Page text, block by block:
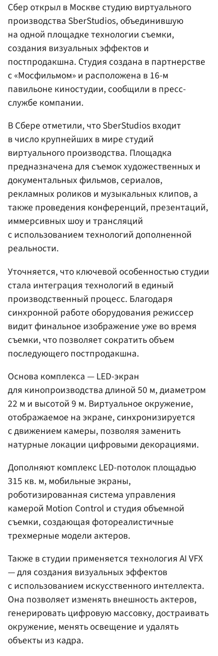
Сбер открыл в Москве студию виртуального
производства SberStudios, объединившую
на одной площадке технологии съемки,
создания визуальных эффектов и
постпродакшна. Студия создана в партнерстве
с «Мосфильмом» и расположена в 16-м
павильоне киностудии, сообщили в пресс-
службе компании.
В Cбере отметили, что SberStudios входит
в число крупнейших в мире студий
виртуального производства. Площадка
предназначена для съемок художественных и
документальных фильмов, сериалов,
рекламных роликов и музыкальных клипов, а
также проведения конференций, презентаций,
иммерсивных шоу и трансляций
с использованием технологий дополненной
реальности.
Уточняется, что ключевой особенностью студии
стала интеграция технологий в единый
производственный процесс. Благодаря
синхронной работе оборудования режиссер
видит финальное изображение уже во время
съемки, что позволяет сократить объем
последующего постпродакшна.
Основа комплекса — LED-экран
для кинопроизводства длиной 50 м, диаметром
22 м и высотой 9 м. Виртуальное окружение,
отображаемое на экране, синхронизируется
с движением камеры, позволяя заменить
натурные локации цифровыми декорациями.
Дополняют комплекс LED-потолок площадью
315 кв. м, мобильные экраны,
роботизированная система управления
камерой Motion Control и студия объемной
съемки, создающая фотореалистичные
трехмерные модели актеров.
Также в студии применяется технология AI VFX
— для создания визуальных эффектов
с использованием искусственного интеллекта.
Она позволяет изменять внешность актеров,
генерировать цифровую массовку, достраивать
окружение, менять освещение и удалять
объекты из кадра.